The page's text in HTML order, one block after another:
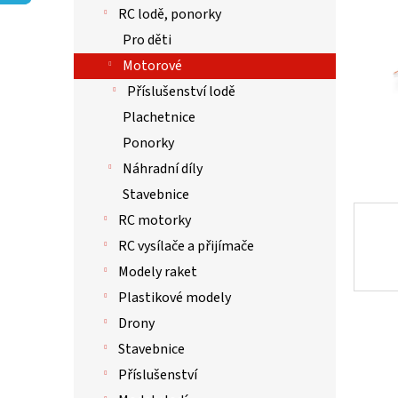
e
l
RC lodě, ponorky
Pro děti
Motorové
Příslušenství lodě
Plachetnice
Ponorky
Náhradní díly
Stavebnice
RC motorky
RC vysílače a přijímače
Modely raket
Plastikové modely
Drony
Stavebnice
Příslušenství